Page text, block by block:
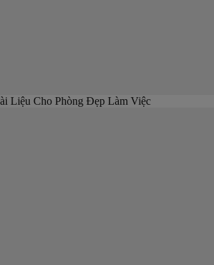
Liệu Cho Phòng Đẹp Làm Việc